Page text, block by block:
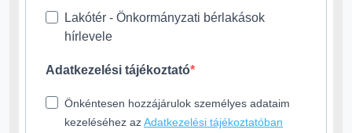
Lakótér - Önkormányzati bérlakások
hírlevele
Adatkezelési tájékoztató
Önkéntesen hozzájárulok személyes adataim
kezeléséhez azAdatkezelési tájékoztatóban